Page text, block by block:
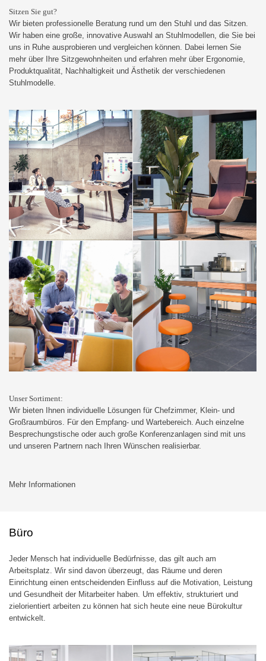
Sitzen Sie gut?
Wir bieten professionelle Beratung rund um den Stuhl und das Sitzen.
Wir haben eine große, innovative Auswahl an Stuhlmodellen, die Sie bei
uns in Ruhe ausprobieren und vergleichen können. Dabei lernen Sie
mehr über Ihre Sitzgewohnheiten und erfahren mehr über Ergonomie,
Produktqualität, Nachhaltigkeit und Ästhetik der verschiedenen
Stuhlmodelle.
Unser Sortiment:
Wir bieten Ihnen individuelle Lösungen für Chefzimmer, Klein- und
Großraumbüros. Für den Empfang- und Wartebereich. Auch einzelne
Besprechungstische oder auch große Konferenzanlagen sind mit uns
und unseren Partnern nach Ihren Wünschen realisierbar.
Mehr Informationen
Büro
Jeder Mensch hat individuelle Bedürfnisse, das gilt auch am
Arbeitsplatz. Wir sind davon überzeugt, das Räume und deren
Einrichtung einen entscheidenden Einfluss auf die Motivation, Leistung
und Gesundheit der Mitarbeiter haben. Um effektiv, strukturiert und
zielorientiert arbeiten zu können hat sich heute eine neue Bürokultur
entwickelt.